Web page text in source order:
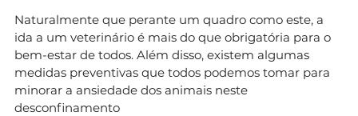
Naturalmente que perante um quadro como este, a
ida a um veterinário é mais do que obrigatória para o
bem-estar de todos. Além disso, existem algumas
medidas preventivas que todos podemos tomar para
minorar a ansiedade dos animais neste
desconfinamento